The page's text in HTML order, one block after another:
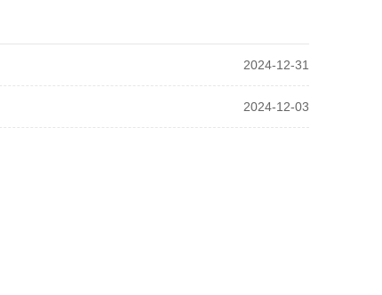
2024-12-31
2024-12-03